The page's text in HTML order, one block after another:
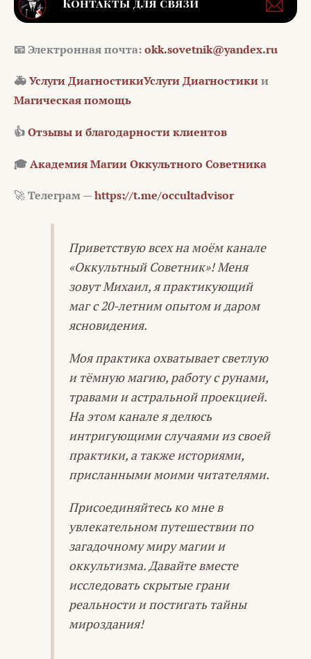
📧 Электронная почта:okk.sovetnik@yandex.ru
🚑Услуги ДиагностикиУслуги Диагностикии
Магическая помощь
👍Отзывы и благодарности клиентов
🎓Академия Магии Оккультного Советника
🚀Телеграм —https://t.me/occultadvisor
Приветствую всех на моём канале
«Оккультный Советник»! Меня
зовут Михаил, я практикующий
маг с 20-летним опытом и даром
ясновидения.
Моя практика охватывает светлую
и тёмную магию, работу с рунами,
травами и астральной проекцией.
На этом канале я делюсь
интригующими случаями из своей
практики, а также историями,
присланными моими читателями.
Присоединяйтесь ко мне в
увлекательном путешествии по
загадочному миру магии и
оккультизма. Давайте вместе
исследовать скрытые грани
реальности и постигать тайны
мироздания!